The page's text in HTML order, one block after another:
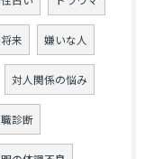
来 嫌いな人
対人関係の悩み
診断